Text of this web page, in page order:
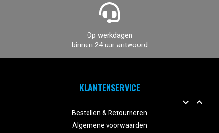
Op werkdagen
binnen 24 uur antwoord
KLANTENSERVICE
 
Bestellen & Retourneren
Algemene voorwaarden